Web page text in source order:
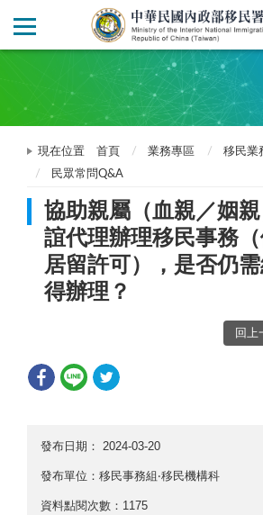
現在位置 首頁 業務專區
移民業
民眾常問Q&A
協助親屬（血親／姻
誼代理辦理移民事務
居留許可），是否仍
得辦理？
回上
發布日期： 2024-03-20
發布單位：移民事務組‧移民機構科
資料點閱次數：1175